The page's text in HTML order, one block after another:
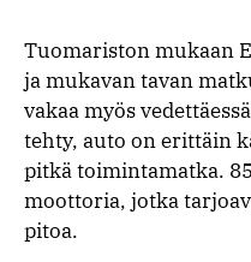
Tuomariston mukaan
ja mukavan tavan
vakaa myös
tehty, auto on erittäin
pitkä toimintamatka.
moottoria, jotka
pitoa.